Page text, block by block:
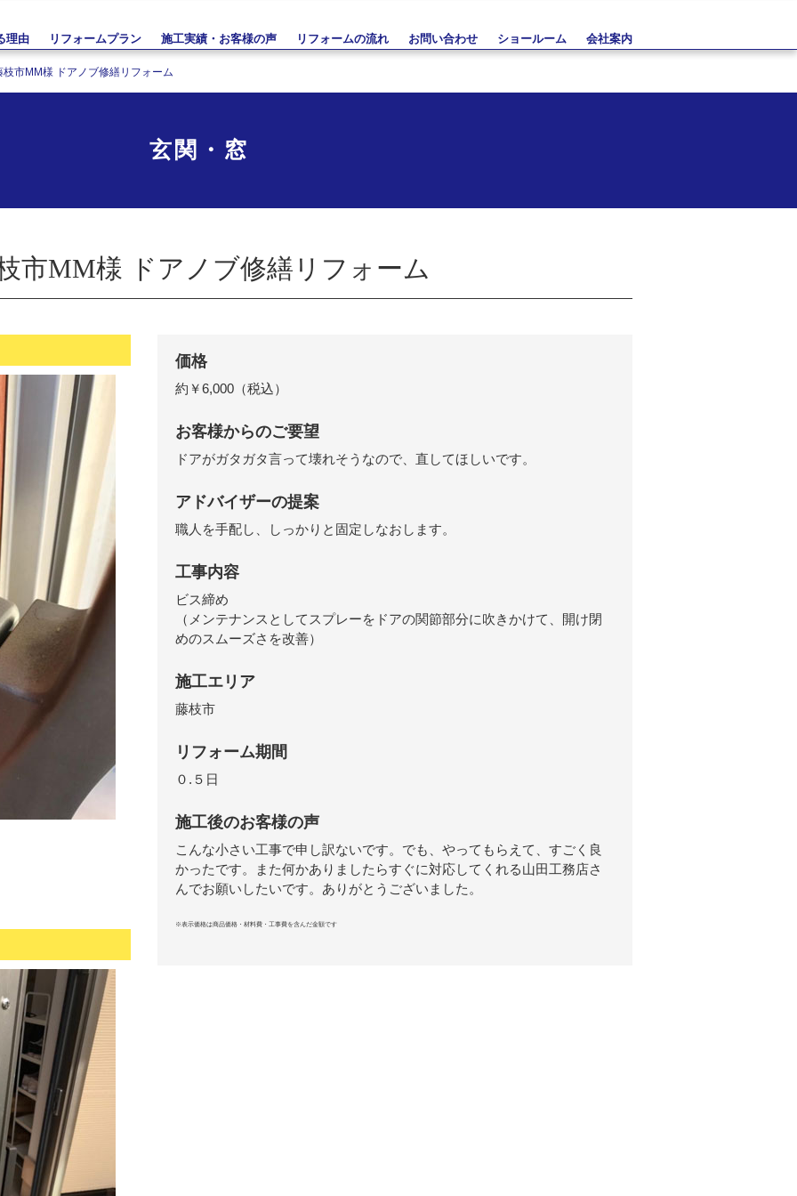
理由 リフォームプラン 施工実績・お客様の声 リフォームの流れ お問い合わせ ショールーム 会社案内
枝市MM様 ドアノブ修繕リフォーム
玄関・窓
市MM様 ドアノブ修繕リフォーム
価格
約￥6,000（税込）
お客様からのご要望
ドアがガタガタ言って壊れそうなので、直してほしいです。
アドバイザーの提案
職人を手配し、しっかりと固定しなおします。
工事内容
ビス締め
（メンテナンスとしてスプレーをドアの関節部分に吹きかけて、開け閉
めのスムーズさを改善）
施工エリア
藤枝市
リフォーム期間
０.５日
施工後のお客様の声
こんな小さい工事で申し訳ないです。でも、やってもらえて、すごく良
かったです。また何かありましたらすぐに対応してくれる山田工務店さ
んでお願いしたいです。ありがとうございました。
※表示価格は商品価格・材料費・工事費を含んだ金額です